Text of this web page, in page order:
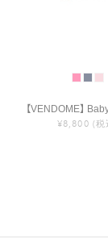
【VENDOME】
¥8,800 (税